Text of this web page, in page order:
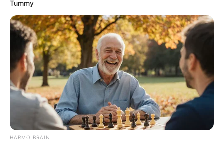
Auf einigen Seiten dieses Projektes sind Affiliate-
Angebote integriert. Wenn etwas darüber gebucht oder
gekauft wird, ist das eine Unterstützung, ohne dass sich
dadurch der Preis ändert.
Tummy
HARMO BRAIN